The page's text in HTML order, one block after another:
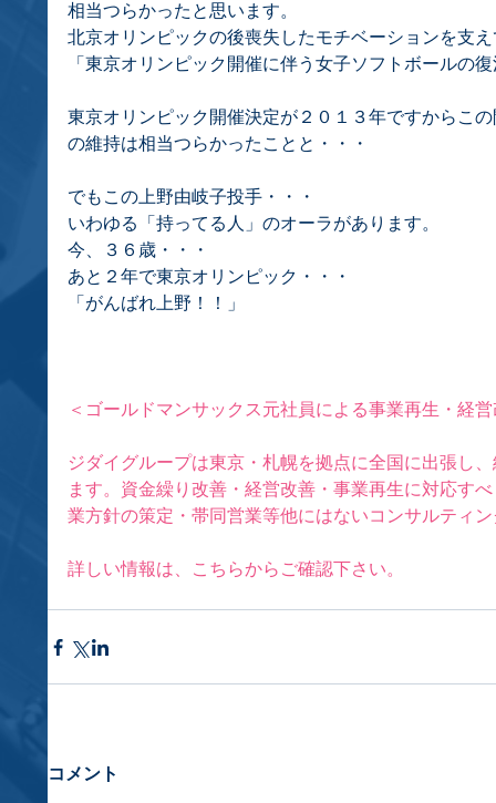
相当つらかったと思います。
北京オリンピックの後喪失したモチベーションを支
「東京オリンピック開催に伴う女子ソフトボールの
東京オリンピック開催決定が２０１３年ですからこ
の維持は相当つらかったことと・・・
でもこの上野由岐子投手・・・
いわゆる「持ってる人」のオーラがあります。
今、３６歳・・・
あと２年で東京オリンピック・・・
「がんばれ上野！！」
＜ゴールドマンサックス元社員による事業再生・経
ジダイグループは東京・札幌を拠点に全国に出張し
ます。資金繰り改善・経営改善・事業再生に対応す
業方針の策定・帯同営業等他にはないコンサルティ
詳しい情報は、 こちらから ご確認下さい。
コメント